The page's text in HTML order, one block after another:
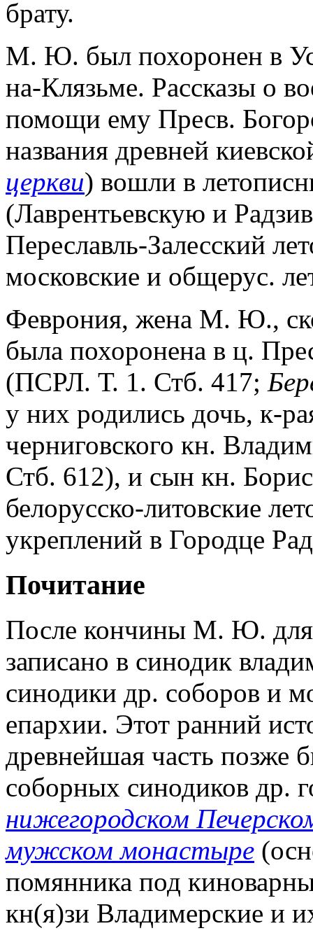
брату.
М. Ю. был похоронен в
на-Клязьме. Рассказы о
помощи ему Пресв.
названия древней
церкви) вошли в
(Лаврентьевскую и
Переславль-Залесский
московские и общерус.
Феврония, жена М. Ю.,
была похоронена в ц.
(ПСРЛ. Т. 1. Стб. 417;
у них родились дочь, к-
черниговского кн.
Стб. 612), и сын кн.
белорусско-литовские
укреплений в Городце
Почитание
После кончины М. Ю.
записано в синодик
синодики др. соборов и
епархии. Этот ранний
древнейшая часть позже
соборных синодиков др.
нижегородском
мужском монастыре
помянника под
кн(я)зи Владимерские и